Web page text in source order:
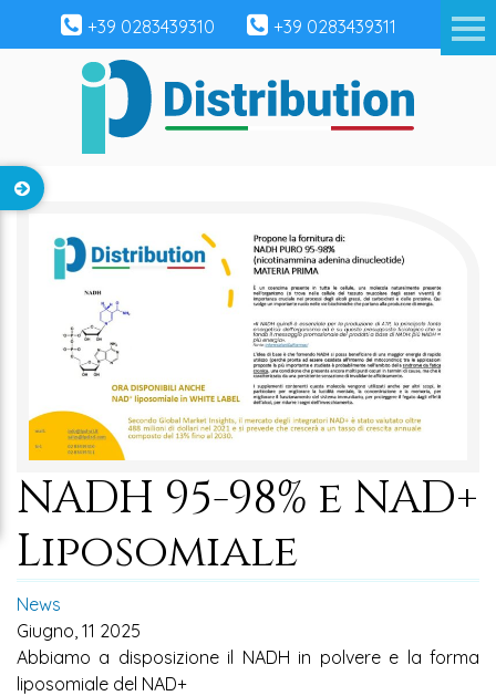
+39 0283439310 +39 0283439311
NADH 95-98% e NAD+
Liposomiale
News
Giugno, 11 2025
Abbiamo a disposizione il NADH in polvere e la forma
liposomiale del NAD+